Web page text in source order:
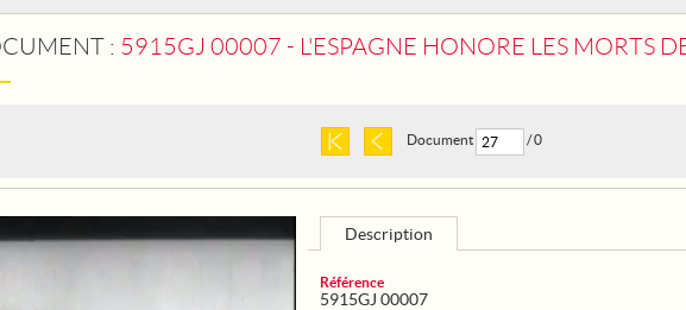
: 5915GJ 00007 - L'ESPAGNE HONORE LES MORTS
Document / 0
Description
Référence
5915GJ 00007